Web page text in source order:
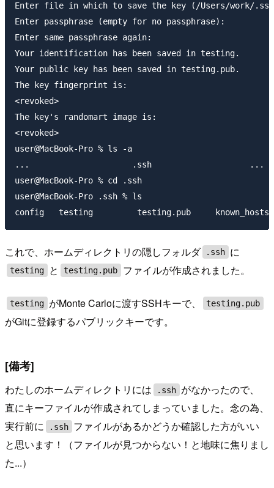
Enter file in which to save the key (/Users/work/
Enter passphrase (empty for no passphrase):
Enter same passphrase again:
Your identification has been saved in testing.
Your public key has been saved in testing.pub.
The key fingerprint is:
<revoked>
The key's randomart image is:
<revoked>
user@MacBook-Pro % ls -a
...			.ssh			...
user@MacBook-Pro % cd .ssh
user@MacBook-Pro .ssh % ls
これで、ホームディレクトリの隠しフォルダ .ssh に
testing と testing.pub ファイルが作成されました。
testing がMonte Carloに渡すSSHキーで、 testing.pub
がGitに登録するパブリックキーです。
[備考]
わたしのホームディレクトリには .ssh がなかったので、
直にキーファイルが作成されてしまっていました。念の為、
実行前に
.ssh ファイルがあるかどうか確認した方がいい
と思います！（ファイルが見つからない！と地味に焦りまし
た...）